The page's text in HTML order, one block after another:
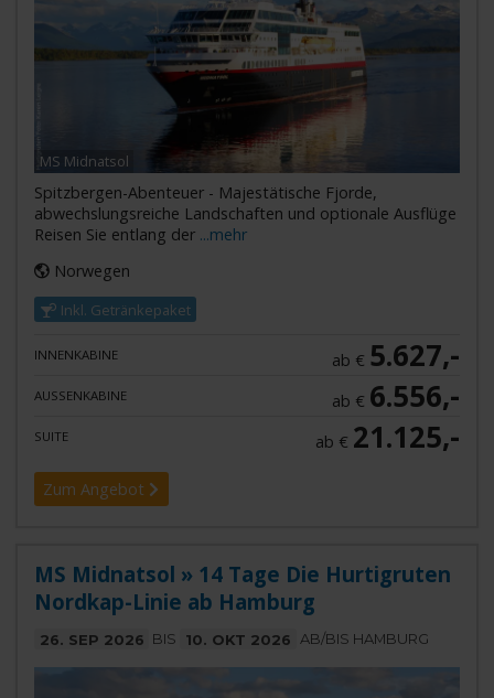
MS Midnatsol
Spitzbergen-Abenteuer - Majestätische Fjorde,
abwechslungsreiche Landschaften und optionale Ausflüge
Reisen Sie entlang der ...mehr
Norwegen
Inkl. Getränkepaket
INNENKABINE ab € 5.627,-
AUSSENKABINE ab € 6.556,-
SUITE ab € 21.125,-
Zum Angebot
MS Midnatsol » 14 Tage Die Hurtigruten
Nordkap-Linie ab Hamburg
26. SEP 2026 BIS 10. OKT 2026 AB/BIS HAMBURG